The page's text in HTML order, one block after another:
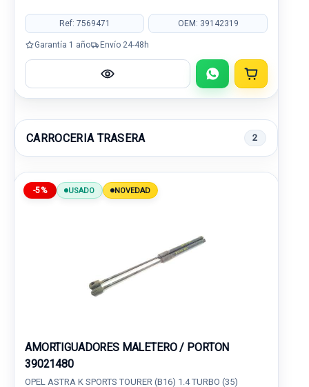
Ref: 7569471 OEM: 39142319
Garantía 1 año Envío 24-48h
CARROCERIA TRASERA 2
-5% USADO NOVEDAD
AMORTIGUADORES MALETERO / PORTON
39021480
OPEL ASTRA K SPORTS TOURER (B16) 1.4 TURBO (35)